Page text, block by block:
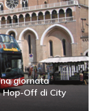
giornata
Hop-Off di City